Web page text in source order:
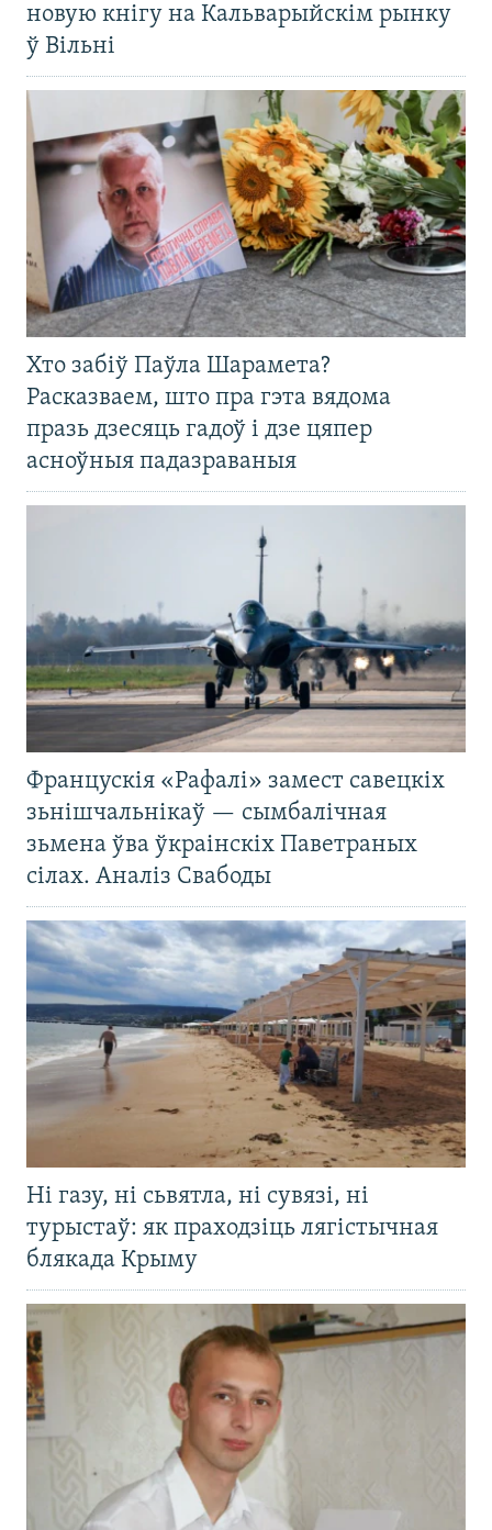
новую кнігу на Кальварыйскім рынку
ў Вільні
Хто забіў Паўла Шарамета?
Расказваем, што пра гэта вядома
празь дзесяць гадоў і дзе цяпер
асноўныя падазраваныя
Францускія «Рафалі» замест савецкіх
зьнішчальнікаў — сымбалічная
зьмена ўва ўкраінскіх Паветраных
сілах. Аналіз Свабоды
Ні газу, ні сьвятла, ні сувязі, ні
турыстаў: як праходзіць лягістычная
блякада Крыму